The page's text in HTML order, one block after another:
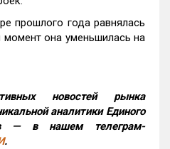
прошлого года равнялась
момент она уменьшилась на
новостей рынка
аналитики Единого
— в нашем телеграм-
.